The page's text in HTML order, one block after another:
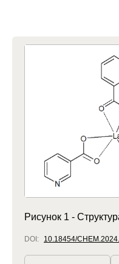
Рисунок 1 -
DOI: 10.18454/